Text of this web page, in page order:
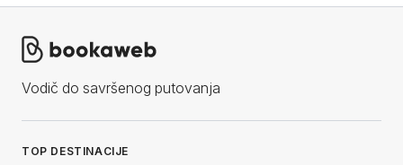
Vodič do savršenog putovanja
TOP DESTINACIJE